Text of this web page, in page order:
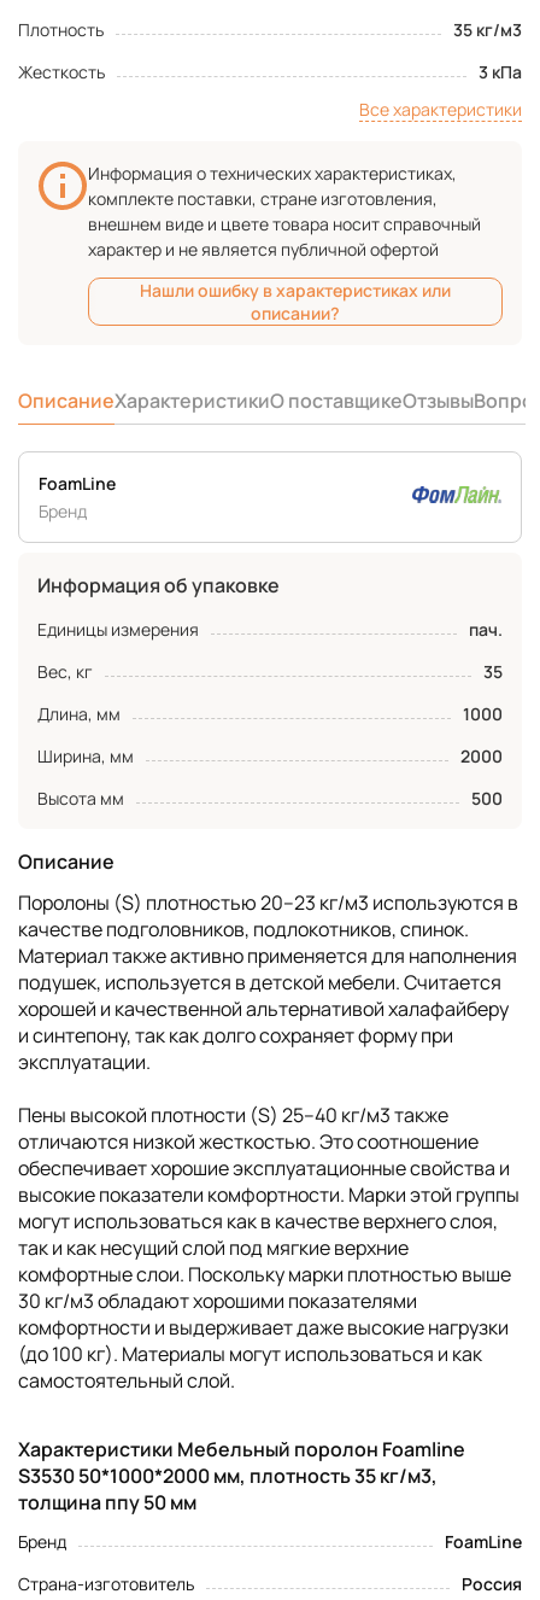
Плотность
35 кг/м3
Жесткость
3 кПа
Все характеристики
Информация о технических характеристиках,
комплекте поставки, стране изготовления,
внешнем виде и цвете товара носит справочный
характер и не является публичной офертой
Нашли ошибку в характеристиках или
описании?
ОписаниеХарактеристикиО поставщикеОтзывы
Описание
Поролоны (S) плотностью 20–23 кг/м3 используются в
качестве подголовников, подлокотников, спинок.
Материал также активно применяется для наполнения
подушек, используется в детской мебели. Считается
хорошей и качественной альтернативой халафайберу
и синтепону, так как долго сохраняет форму при
эксплуатации.
Пены высокой плотности (S) 25–40 кг/м3 также
отличаются низкой жесткостью. Это соотношение
обеспечивает хорошие эксплуатационные свойства и
высокие показатели комфортности. Марки этой группы
могут использоваться как в качестве верхнего слоя,
так и как несущий слой под мягкие верхние
комфортные слои. Поскольку марки плотностью выше
30 кг/м3 обладают хорошими показателями
комфортности и выдерживает даже высокие нагрузки
(до 100 кг). Материалы могут использоваться и как
самостоятельный слой.
Характеристики Мебельный поролон Foamline
S3530 50*1000*2000 мм, плотность 35 кг/м3,
толщина ппу 50 мм
Бренд
FoamLine
Страна-изготовитель
Россия
FoamLine
Бренд
Информация об упаковке
Единицы измерения
пач.
Вес, кг
35
Длина, мм
1000
Ширина, мм
2000
Высота мм
500